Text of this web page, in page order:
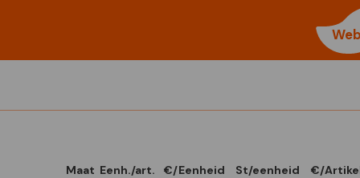
Maat Eenh./art. €/Eenheid St/eenheid €/